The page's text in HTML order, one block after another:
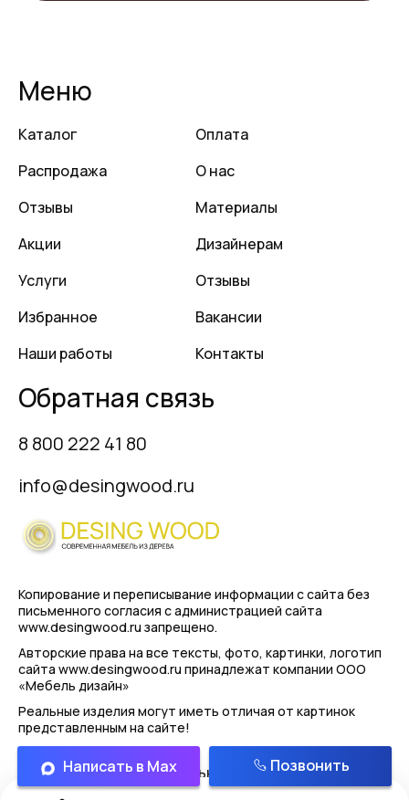
Меню
Каталог
Распродажа
Отзывы
Акции
Услуги
Избранное
Наши работы
Оплата
О нас
Материалы
Дизайнерам
Отзывы
Вакансии
Контакты
Обратная связь
8 800 222 41 80
info@desingwood.ru
Копирование и переписывание информации с сайта без
письменного согласия с администрацией сайта
www.desingwood.ru запрещено.
Авторские права на все тексты, фото, картинки, логотип
сайта www.desingwood.ru принадлежат компании ООО
«Мебель дизайн»
Реальные изделия могут иметь отличая от картинок
представленным на сайте!
Политика конфиденциальности
Написать в Max Позвонить